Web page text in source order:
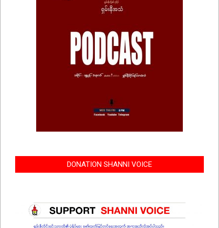
DONATION SHANNI VOICE